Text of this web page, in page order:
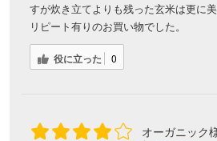
すが炊き立てよりも残った玄米は更に
リピート有りのお買い物でした。
役に立った 0
オーガニック